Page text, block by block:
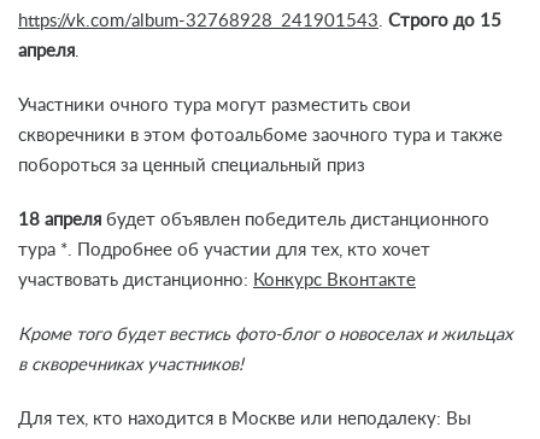
https://vk.com/album-32768928_241901543. Строго до 15
апреля.
Участники очного тура могут разместить свои
скворечники в этом фотоальбоме заочного тура и также
побороться за ценный специальный приз
18 апреля будет объявлен победитель дистанционного
тура *. Подробнее об участии для тех, кто хочет
участвовать дистанционно: Конкурс Вконтакте
Кроме того будет вестись фото-блог о новоселах и жильцах
в скворечниках участников!
Для тех, кто находится в Москве или неподалеку: Вы